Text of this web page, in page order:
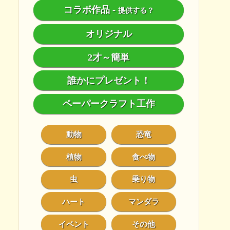
コラボ作品- 提供する？
オリジナル
2才～簡単
誰かにプレゼント！
ペーパークラフト工作
動物 恐竜
植物 食べ物
虫 乗り物
ハート マンダラ
イベント その他